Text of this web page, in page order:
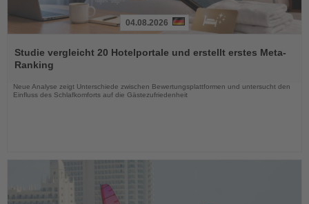
Sie
die
Nachrichten
04.08.2026
Studie vergleicht 20 Hotelportale und erstellt erstes Meta-
Ranking
Neue Analyse zeigt Unterschiede zwischen Bewertungsplattformen und untersucht den
Einfluss des Schlafkomforts auf die Gästezufriedenheit